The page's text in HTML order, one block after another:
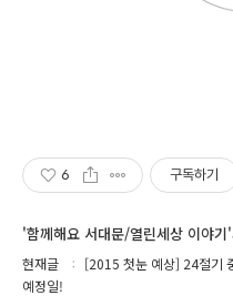
6 구독하기
'함께해요 서대문/열린세상 이야기
현재글
[2015 첫눈 예상] 24절기
예정일!